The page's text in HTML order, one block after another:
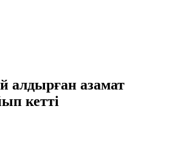
алдырған азамат
кетті